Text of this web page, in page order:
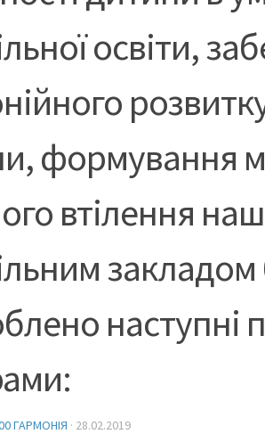
освіти,
формування
втілення
закладом
наступні
ГАРМОНІЯ · 28.02.2019